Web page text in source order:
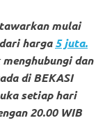
mulai
harga5 juta.
dan
ada di BEKASI
setiap hari
20.00 WIB